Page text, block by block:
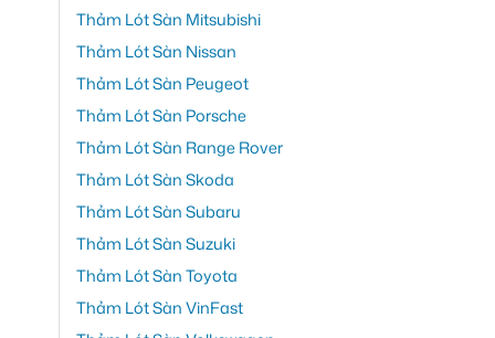
Thảm Lót Sàn Mitsubishi
Thảm Lót Sàn Nissan
Thảm Lót Sàn Peugeot
Thảm Lót Sàn Porsche
Thảm Lót Sàn Range Rover
Thảm Lót Sàn Skoda
Thảm Lót Sàn Subaru
Thảm Lót Sàn Suzuki
Thảm Lót Sàn Toyota
Thảm Lót Sàn VinFast